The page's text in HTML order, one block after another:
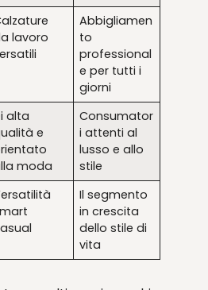
lavoro
Abbigliamen
to
professional
e per tutti i
giorni
alta
e
moda
Consumator
i attenti al
lusso e allo
stile
Il segmento
in crescita
dello stile di
vita